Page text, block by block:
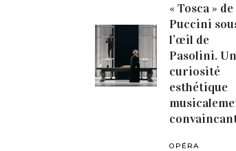
« Tosca » de
Puccini
l’œil de
Pasolini.
curiosité
esthétique
OPÉRA